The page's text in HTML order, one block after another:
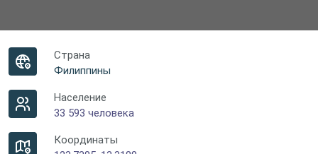
Страна
Филиппины
Население
33 593 человека
Координаты